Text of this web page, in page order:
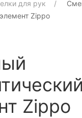
для рук
Zippo
Zippo